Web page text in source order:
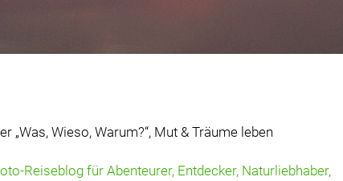
„Was, Wieso, Warum?“, Mut & Träume leben
Reiseblog für Abenteurer, Entdecker, Naturliebhaber,